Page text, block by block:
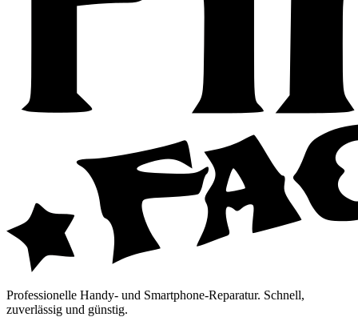
Professionelle Handy- und Smartphone-Reparatur. Schnell,
zuverlässig und günstig.